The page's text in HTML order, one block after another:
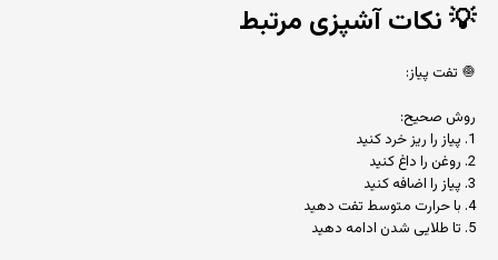
💡نکات آشپزی مرتبط
🧅 تفت پیاز:
روش صحیح:
1. پیاز را ریز خرد کنید
2. روغن را داغ کنید
3. پیاز را اضافه کنید
4. با حرارت متوسط تفت دهید
5. تا طلایی شدن ادامه دهید